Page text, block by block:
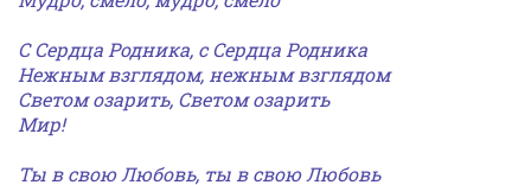
С Сердца Родника, с Сердца Родника
Нежным взглядом, нежным взглядом
Светом озарить, Светом озарить
Мир!
Ты в свою Любовь, ты в свою Любовь